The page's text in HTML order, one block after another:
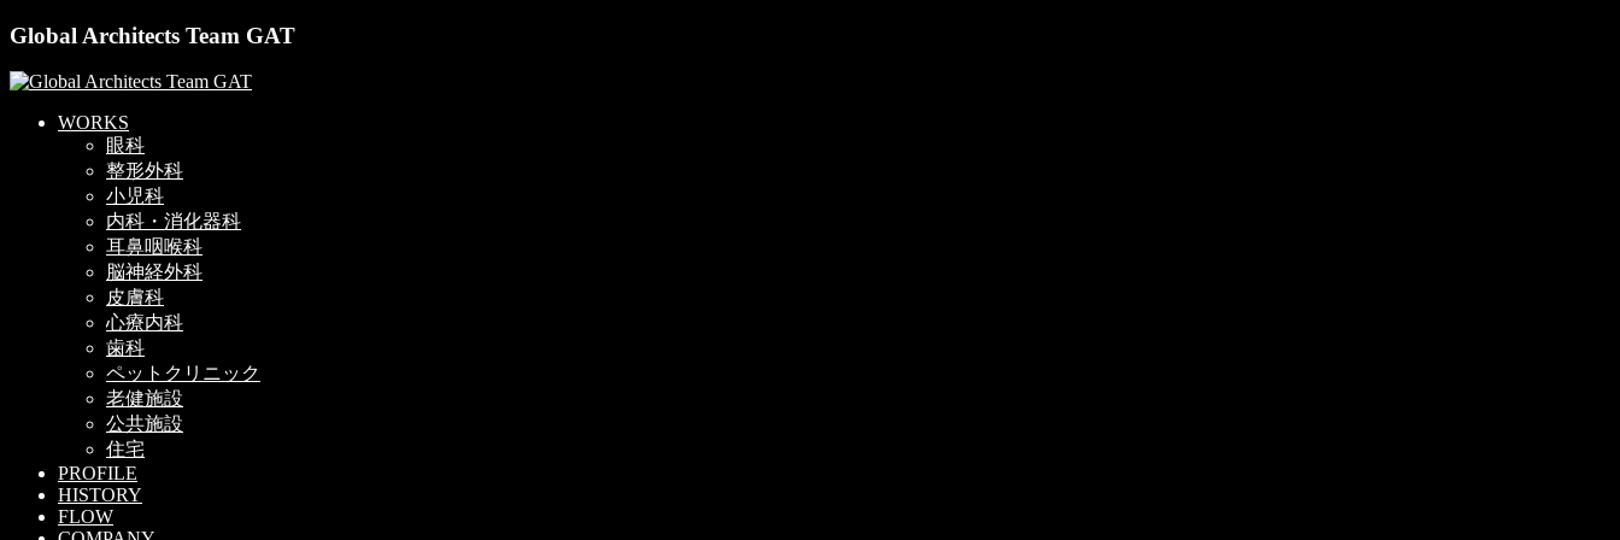
Global Architects Team GAT
WORKS
眼科
整形外科
小児科
内科・消化器科
耳鼻咽喉科
脳神経外科
皮膚科
心療内科
歯科
ペットクリニック
老健施設
公共施設
住宅
PROFILE
HISTORY
FLOW